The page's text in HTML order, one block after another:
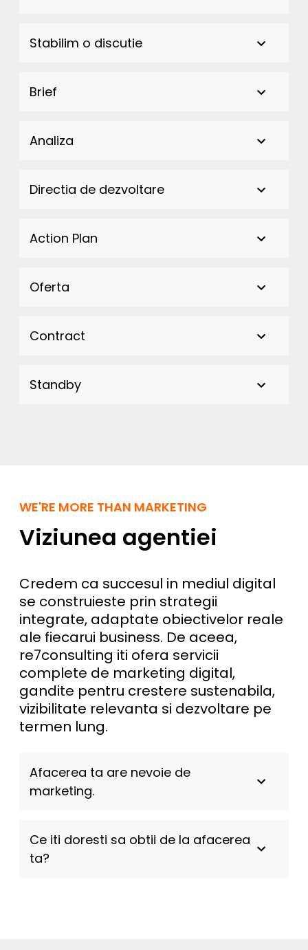
Stabilim o discutie
Brief
Analiza
Directia de dezvoltare
Action Plan
Oferta
Contract
Standby
WE'RE MORE THAN MARKETING
Viziunea agentiei
Credem ca succesul in mediul digital
se construieste prin strategii
integrate, adaptate obiectivelor reale
ale fiecarui business. De aceea,
re7consulting iti ofera servicii
complete de marketing digital,
gandite pentru crestere sustenabila,
vizibilitate relevanta si dezvoltare pe
termen lung.
Afacerea ta are nevoie de
marketing.
Ce iti doresti sa obtii de la afacerea
ta?